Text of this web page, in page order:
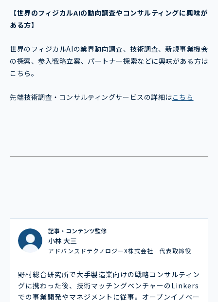
【世界のフィジカルAIの動向調査やコンサルティングに興味が
ある方】
世界のフィジカルAIの業界動向調査、技術調査、新規事業機会
の探索、参入戦略立案、パートナー探索などに興味がある方は
こちら。
先端技術調査・コンサルティングサービスの詳細はこちら
記事・コンテンツ監修
小林 大三
アドバンスドテクノロジーX株式会社 代表取締役
野村総合研究所で大手製造業向けの戦略コンサルティン
グに携わった後、技術マッチングベンチャーのLinkers
での事業開発やマネジメントに従事。オープンイノベー